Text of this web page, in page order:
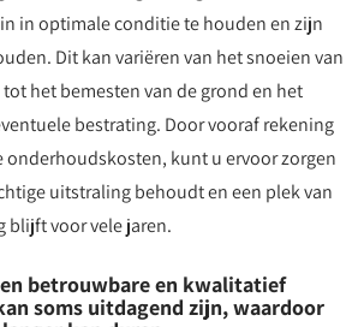
in optimale conditie te houden en zijn
Dit kan variëren van het snoeien van
het bemesten van de grond en het
bestrating. Door vooraf rekening
onderhoudskosten, kunt u ervoor zorgen
uitstraling behoudt en een plek van
blijft voor vele jaren.
betrouwbare en kwalitatief
soms uitdagend zijn, waardoor